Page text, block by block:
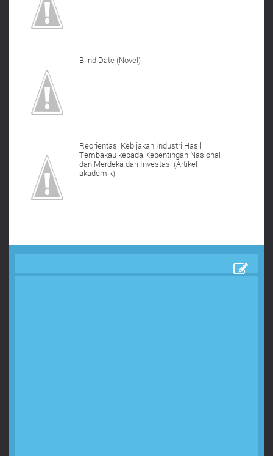
Blind Date (Novel)
Reorientasi Kebijakan Industri Hasil
Tembakau kepada Kepentingan Nasional
dan Merdeka dari Investasi (Artikel
akademik)